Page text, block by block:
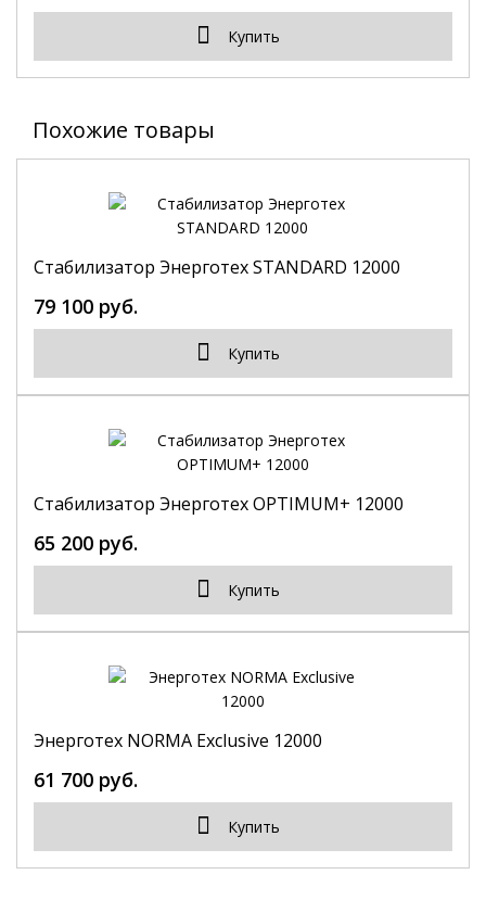
Купить
Похожие товары
Стабилизатор Энерготех STANDARD 12000
79 100 руб.
Купить
Стабилизатор Энерготех OPTIMUM+ 12000
65 200 руб.
Купить
Энерготех NORMA Exclusive 12000
61 700 руб.
Купить